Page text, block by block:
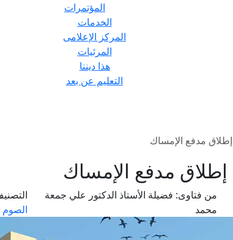
المؤتمرات
الخدمات
المركز الإعلامى
المرئيات
هذا ديننا
التعليم عن بعد
مدفع الإمساك
مدفع الإمساك
من فتاوى: فضيلة الأستاذ الدكتور علي جمعة
محمد
الصوم